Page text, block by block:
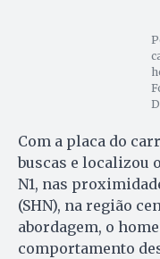
Com a placa do
buscas e localizou
N1, nas
(SHN), na região
abordagem, o
comportamento